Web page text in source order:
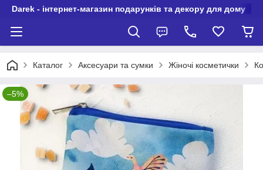
Darek - інтернет-магазин подарунків та декору для дому
Каталог Аксесуари та сумки Жіночі косметички
–5%